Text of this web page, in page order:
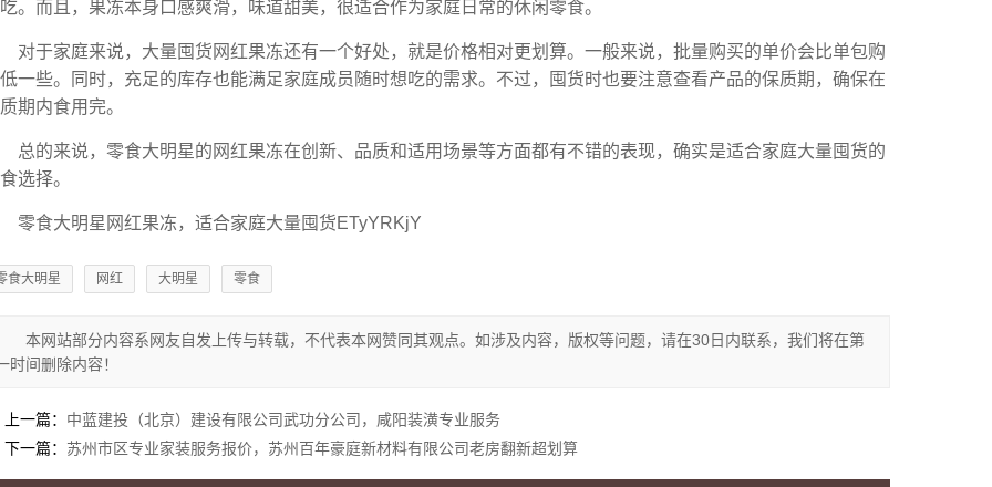
。而且，果冻本身口感爽滑，味道甜美，很适合作为家庭日常的休闲零食。
对于家庭来说，大量囤货网红果冻还有一个好处，就是价格相对更划算。一般来说，批量购买的单价会比单包购
一些。同时，充足的库存也能满足家庭成员随时想吃的需求。不过，囤货时也要注意查看产品的保质期，确保在
期内食用完。
总的来说，零食大明星的网红果冻在创新、品质和适用场景等方面都有不错的表现，确实是适合家庭大量囤货的
选择。
零食大明星网红果冻，适合家庭大量囤货ETyYRKjY
食大明星 网红 大明星 零食
本网站部分内容系网友自发上传与转载，不代表本网赞同其观点。如涉及内容，版权等问题，请在30日内联系，我们将在第
时间删除内容！
上一篇： 中蓝建投（北京）建设有限公司武功分公司，咸阳装潢专业服务
下一篇： 苏州市区专业家装服务报价，苏州百年豪庭新材料有限公司老房翻新超划算